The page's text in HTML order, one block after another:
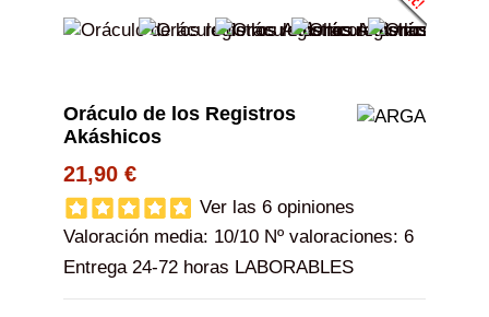
Oráculo de los Registros
Akáshicos
21,90 €
Ver las 6 opiniones
Valoración media: 10/10 Nº valoraciones: 6
Entrega 24-72 horas LABORABLES